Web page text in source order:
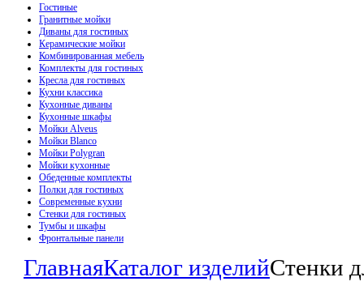
Гостиные
Гранитные мойки
Диваны для гостиных
Керамические мойки
Комбинированная мебель
Комплекты для гостиных
Кресла для гостиных
Кухни классика
Кухонные диваны
Кухонные шкафы
Мойки Alveus
Мойки Blanco
Мойки Polygran
Мойки кухонные
Обеденные комплекты
Полки для гостиных
Современные кухни
Стенки для гостиных
Тумбы и шкафы
Фронтальные панели
ГлавнаяКаталог изделийСтенки